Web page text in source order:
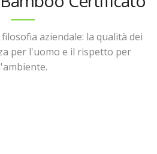
aziendale: la qualità dei
per l'uomo e il rispetto per